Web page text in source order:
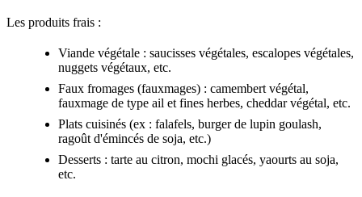
Les produits frais :
Viande végétale : saucisses végétales, escalopes végétales,
nuggets végétaux, etc.
Faux fromages (fauxmages) : camembert végétal,
fauxmage de type ail et fines herbes, cheddar végétal, etc.
Plats cuisinés (ex : falafels, burger de lupin goulash,
ragoût d'émincés de soja, etc.)
Desserts : tarte au citron, mochi glacés, yaourts au soja,
etc.